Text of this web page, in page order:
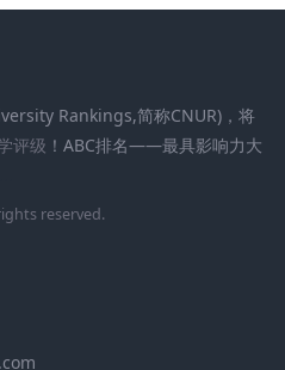
Rankings,简称CNUR)，将
评级 ！ABC排名——最具影响力大
reserved.